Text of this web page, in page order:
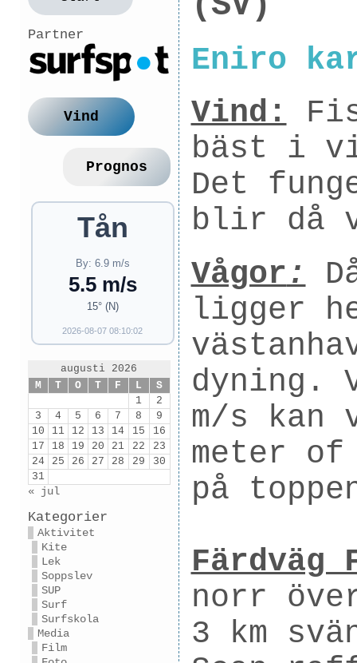
Partner
Vind
Prognos
Tån
By: 6.9 m/s
5.5 m/s
15° (N)
2026-08-07 08:10:02
augusti 2026
M
T O T F L
S
1
2
3
4 5 6 7 8
9
10
11 12 13 14 15
16
17
18 19 20 21 22
23
24
25 26 27 28 29
30
31
« jul
Kategorier
Aktivitet
Kite
Lek
Soppslev
SUP
Surf
Surfskola
Media
Film
Eniro
Vind:
bäst i
Det
blir då
Vågor :
ligger
dyning.
m/s kan
meter
på
norr
3 km